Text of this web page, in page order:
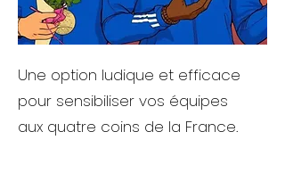
Une option ludique et efficace
pour sensibiliser vos équipes
aux quatre coins de la France.